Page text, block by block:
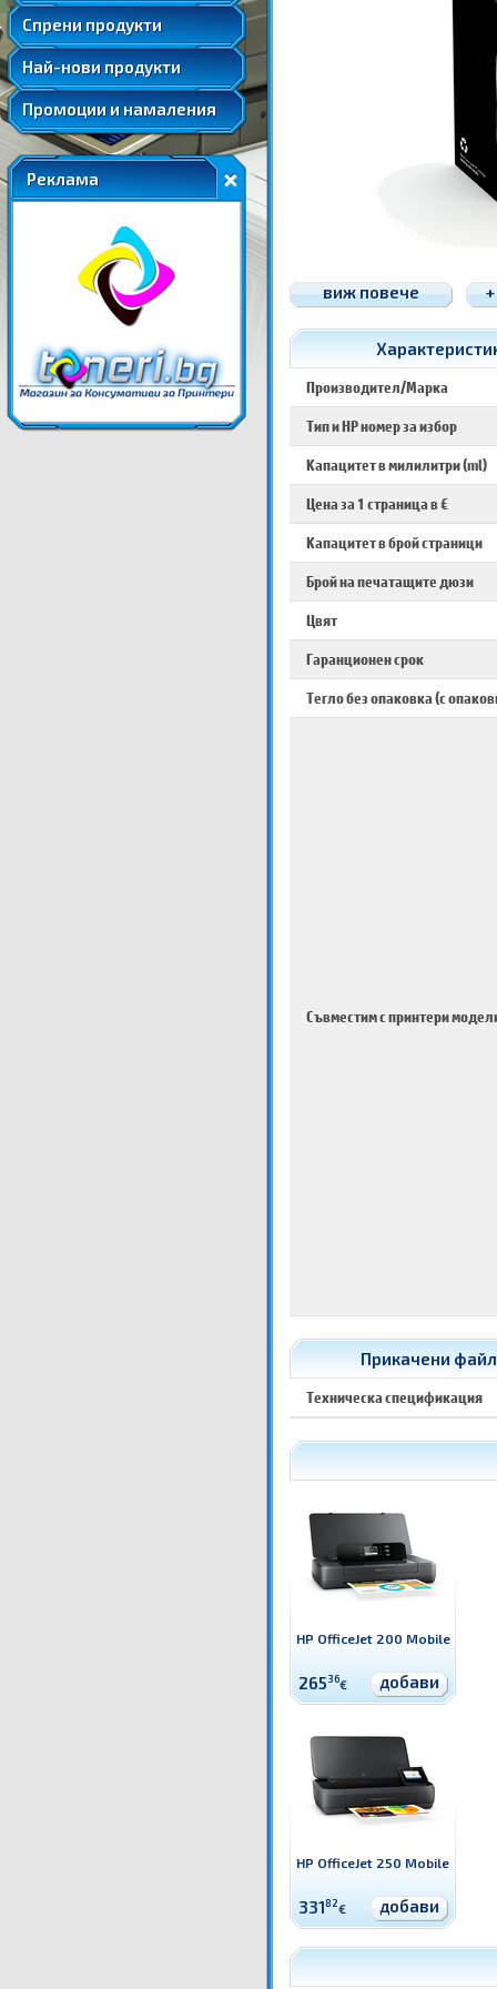
Спрени продукти
Удължени и допълнителни гаранции
Най-нови продукти
Промоции и намаления
Реклама
виж повече
Производител/Марка
Тип и HP номер за избор
Капацитет в милилитри (ml)
Цена за 1 страница в €
Капацитет в брой страници
Брой на печатащите дюзи
Цвят
Гаранционен срок
Тегло без опаковка (с
Съвместим с принтери
Прикачени
Техническа спецификация
HP OfficeJet 200 Mobile
26536€ добави
HP OfficeJet 250 Mobile
33182€ добави